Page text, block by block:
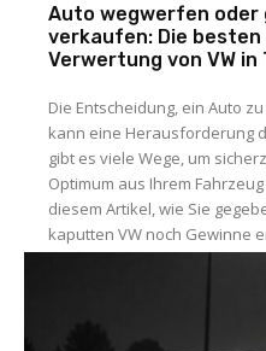
Auto wegwerfen oder
verkaufen: Die
Verwertung von VW
Die Entscheidung, ein Auto
kann eine Herausforderung
gibt es viele Wege, um
Optimum aus Ihrem
diesem Artikel, wie Sie
kaputten VW noch Gewinne